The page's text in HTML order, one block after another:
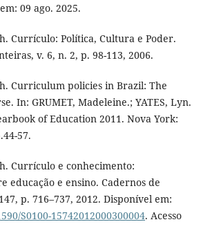
09 ago. 2025.
Currículo: Política, Cultura e Poder.
v. 6, n. 2, p. 98-113, 2006.
Curriculum policies in Brazil: The
In: GRUMET, Madeleine.; YATES, Lyn.
of Education 2011. Nova York:
57.
Currículo e conhecimento:
educação e ensino. Cadernos de
p. 716–737, 2012. Disponível em:
S0100-15742012000300004. Acesso